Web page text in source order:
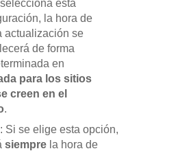
esta
la hora de
actualización se
de forma
en
para los sitios
creen en el
.
: Si se elige esta opción,
siempre la hora de